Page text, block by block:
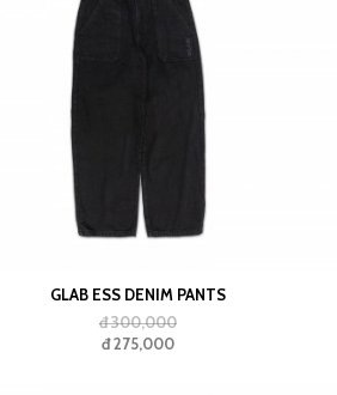
GLAB ESS DENIM PANTS
đ 300,000
đ 275,000